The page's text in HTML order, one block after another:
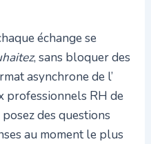
échange se
, sans bloquer des
asynchrone de l’
professionnels RH de
des questions
au moment le plus